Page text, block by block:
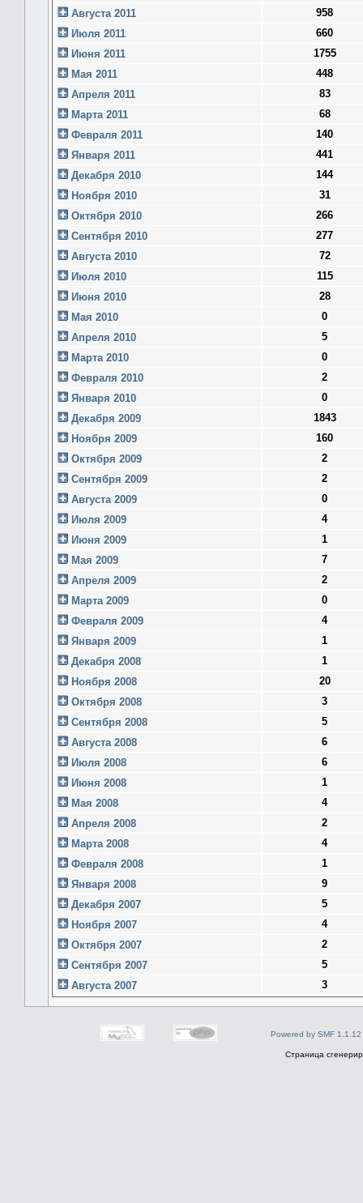
Августа 2011
958
Июля 2011
660
Июня 2011
1755
Мая 2011
448
Апреля 2011
83
Марта 2011
68
Февраля 2011
140
Января 2011
441
Декабря 2010
144
Ноября 2010
31
Октября 2010
266
Сентября 2010
277
Августа 2010
72
Июля 2010
115
Июня 2010
28
Мая 2010
0
Апреля 2010
5
Марта 2010
0
Февраля 2010
2
Января 2010
0
Декабря 2009
1843
Ноября 2009
160
Октября 2009
2
Сентября 2009
2
Августа 2009
0
Июля 2009
4
Июня 2009
1
Мая 2009
7
Апреля 2009
2
Марта 2009
0
Февраля 2009
4
Января 2009
1
Декабря 2008
1
Ноября 2008
20
Октября 2008
3
Сентября 2008
5
Августа 2008
6
Июля 2008
6
Июня 2008
1
Мая 2008
4
Апреля 2008
2
Марта 2008
4
Февраля 2008
1
Января 2008
9
Декабря 2007
5
Ноября 2007
4
Октября 2007
2
Сентября 2007
5
Августа 2007
3
Powered by SMF 1.1.12
Страница